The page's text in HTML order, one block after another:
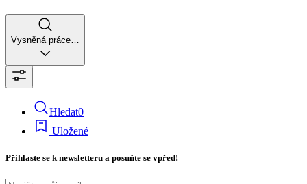
Vysněná práce…
Hledat0
Uložené
Přihlaste se k newsletteru a posuňte se vpřed!